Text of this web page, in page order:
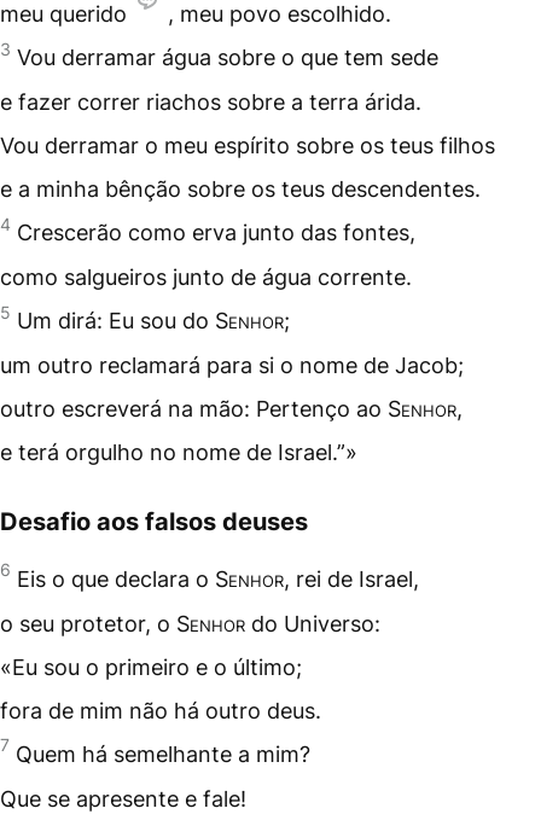
meu querido , meu povo escolhido.
3 Vou derramar água sobre o que tem sede
e fazer correr riachos sobre a terra árida.
Vou derramar o meu espírito sobre os teus filhos
e a minha bênção sobre os teus descendentes.
4 Crescerão como erva junto das fontes,
como salgueiros junto de água corrente.
5 Um dirá: Eu sou do Senhor;
um outro reclamará para si o nome de Jacob;
outro escreverá na mão: Pertenço ao Senhor,
e terá orgulho no nome de Israel.”»
Desafio aos falsos deuses
6 Eis o que declara o Senhor, rei de Israel,
o seu protetor, o Senhor do Universo:
«Eu sou o primeiro e o último;
fora de mim não há outro deus.
7 Quem há semelhante a mim?
Que se apresente e fale!